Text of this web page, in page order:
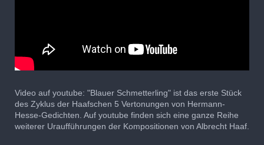
Video auf youtube: "Blauer Schmetterling" ist das erste Stück
des Zyklus der Haafschen 5 Vertonungen von Hermann-
Hesse-Gedichten. Auf youtube finden sich eine ganze Reihe
weiterer Uraufführungen der Kompositionen von Albrecht Haaf.